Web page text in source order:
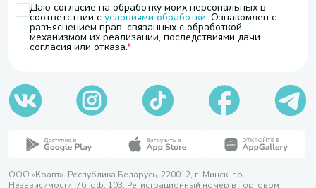
Даю согласие на обработку моих персональных в
соответствии с условиями обработки. Ознакомлен с
разъяснением прав, связанных с обработкой,
механизмом их реализации, последствиями дачи
согласия или отказа.
ООО «Кравт». Республика Беларусь, 220012, г. Минск, пр.
Независимости, 76, оф. 103. Регистрационный номер в Торговом